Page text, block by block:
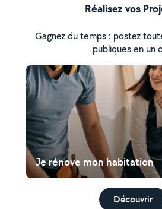
Réalisez vos
Gagnez du temps : postez
publiques en un
Je rénove mon habitation
Découvrir